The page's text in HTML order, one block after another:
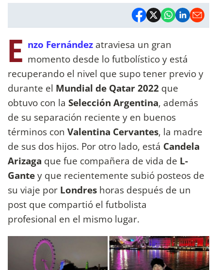
E nzo Fernández atraviesa un gran
momento desde lo futbolístico y está
recuperando el nivel que supo tener previo y
durante el Mundial de Qatar 2022 que
obtuvo con la Selección Argentina, además
de su separación reciente y en buenos
términos con Valentina Cervantes, la madre
de sus dos hijos. Por otro lado, está Candela
Arizaga que fue compañera de vida de L-
Gantey que recientemente subió posteos de
su viaje por Londres horas después de un
post que compartió el futbolista
profesional en el mismo lugar.